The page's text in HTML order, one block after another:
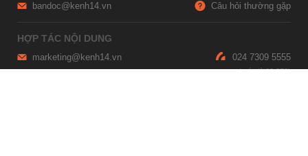
bandoc@kenh14.vn Câu hỏi thường gặp
HỢP TÁC NỘI DUNG
marketing@kenh14.vn 024 7309 5555